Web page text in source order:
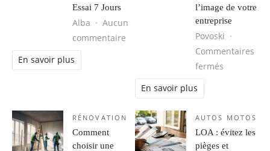
Essai 7 Jours
Alba
Aucun
commentaire sur Création de Site Internet VTC
En savoir plus
l’image de votre
entreprise
Povoski
Commentaires
fermés
En savoir plus
RÉNOVATION
Comment
choisir une
AUTOS MOTOS
LOA : évitez les
pièges et